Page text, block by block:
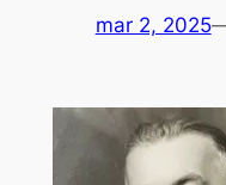
mar 2, 2025